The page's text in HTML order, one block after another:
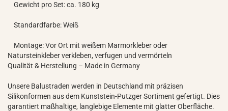
Gewicht pro Set: ca. 180 kg
Standardfarbe: Weiß
Montage: Vor Ort mit weißem Marmorkleber oder
Natursteinkleber verkleben, verfugen und vermörteln
Qualität & Herstellung – Made in Germany
Unsere Balustraden werden in Deutschland mit präzisen
Silikonformen aus dem Kunststein-Putzger Sortiment gefertigt. Dies
garantiert maßhaltige, langlebige Elemente mit glatter Oberfläche.